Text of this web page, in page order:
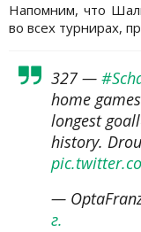
Напомним, что
во всех турнирах,
327 —
home
longest
history.
—
г.